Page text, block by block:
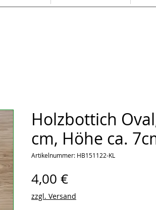
Holzbottich
cm, Höhe ca.
Artikelnummer: HB151122-KL
4,00 €Preis
zzgl. Versand